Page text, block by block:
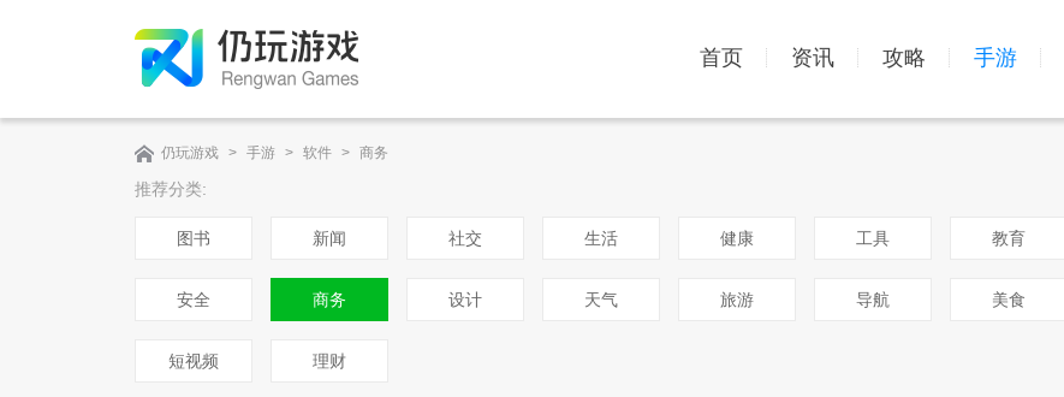
首页 资讯 攻略 手游
仍玩游戏 > 手游 > 软件 > 商务
推荐分类:
图书 新闻 社交 生活 健康 工具 教育
安全 商务 设计 天气 旅游 导航 美食
短视频 理财